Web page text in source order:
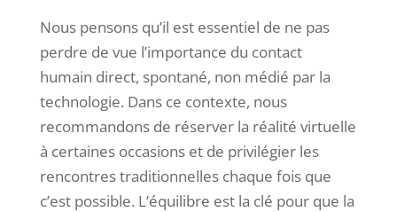
Nous pensons qu’il est essentiel de ne pas
perdre de vue l’importance du contact
humain direct, spontané, non médié par la
technologie. Dans ce contexte, nous
recommandons de réserver la réalité virtuelle
à certaines occasions et de privilégier les
rencontres traditionnelles chaque fois que
c’est possible. L’équilibre est la clé pour que la